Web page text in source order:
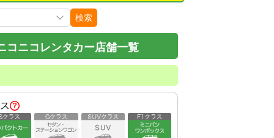
検索
コニコレンタカー店舗一覧